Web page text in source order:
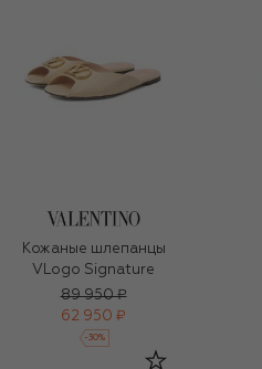
Кожаные шлепанцы
VLogo Signature
89 950 ₽
62 950 ₽
-30%